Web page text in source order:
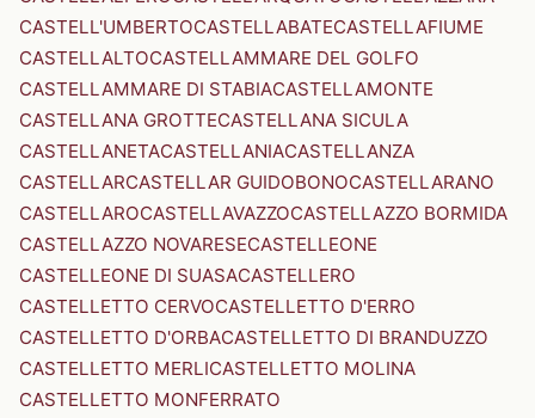
CASTELL'UMBERTOCASTELLABATECASTELLAFIUME
CASTELLALTOCASTELLAMMARE DEL GOLFO
CASTELLAMMARE DI STABIACASTELLAMONTE
CASTELLANA GROTTECASTELLANA SICULA
CASTELLANETACASTELLANIACASTELLANZA
CASTELLARCASTELLAR GUIDOBONOCASTELLARANO
CASTELLAROCASTELLAVAZZOCASTELLAZZO BORMIDA
CASTELLAZZO NOVARESECASTELLEONE
CASTELLEONE DI SUASACASTELLERO
CASTELLETTO CERVOCASTELLETTO D'ERRO
CASTELLETTO D'ORBACASTELLETTO DI BRANDUZZO
CASTELLETTO MERLICASTELLETTO MOLINA
CASTELLETTO MONFERRATO